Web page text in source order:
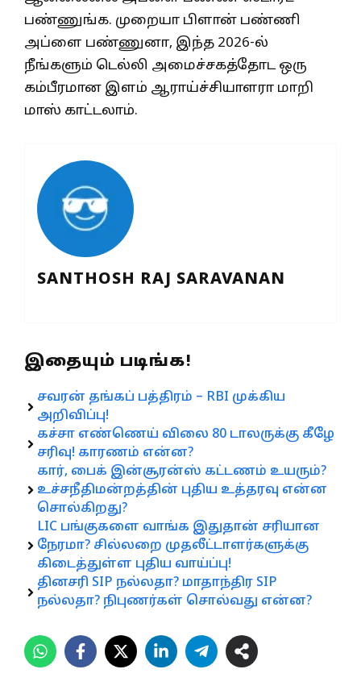
பண்ணுங்க. முறையா பிளான் பண்ணி
அப்ளை பண்ணுனா, இந்த 2026-ல்
நீங்களும் டெல்லி அமைச்சகத்தோட ஒரு
கம்பீரமான இளம் ஆராய்ச்சியாளரா மாறி
மாஸ் காட்டலாம்.
SANTHOSH RAJ SARAVANAN
இதையும் படிங்க!
சவரன் தங்கப் பத்திரம் – RBI முக்கிய
அறிவிப்பு!
கச்சா எண்ணெய் விலை 80 டாலருக்கு கீழே
சரிவு! காரணம் என்ன?
கார், பைக் இன்சூரன்ஸ் கட்டணம் உயரும்?
உச்சநீதிமன்றத்தின் புதிய உத்தரவு என்ன
சொல்கிறது?
LIC பங்குகளை வாங்க இதுதான் சரியான
நேரமா? சில்லறை முதலீட்டாளர்களுக்கு
கிடைத்துள்ள புதிய வாய்ப்பு!
தினசரி SIP நல்லதா? மாதாந்திர SIP
நல்லதா? நிபுணர்கள் சொல்வது என்ன?